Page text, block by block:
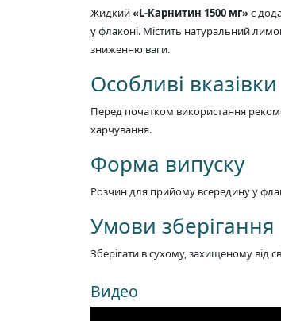
Жидкий«L-Карнитин 1500 мг»є
у флаконі. Містить натуральний
зниженню ваги.
Особливі вказівки
Перед початком використання
харчування.
Форма випуску
Розчин для прийому всередину у
Умови зберігання
Зберігати в сухому, захищеному від
Видео